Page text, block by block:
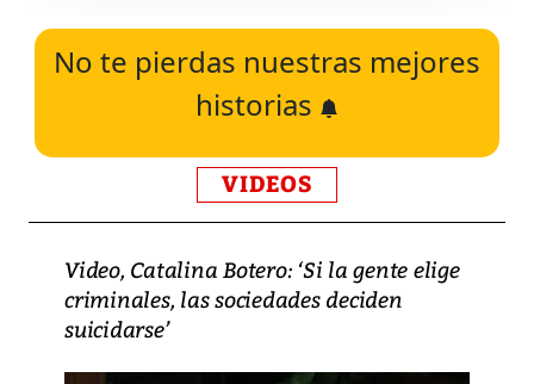
No te pierdas nuestras mejores
historias
VIDEOS
Video, Catalina Botero: ‘Si la gente elige
criminales, las sociedades deciden
suicidarse’